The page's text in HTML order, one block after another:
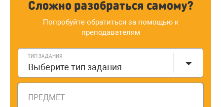
Сложно разобраться самому?
Попробуйте обратиться за помощью к
преподавателям
ТИП ЗАДАНИЯ
Выберите тип задания
ПРЕДМЕТ